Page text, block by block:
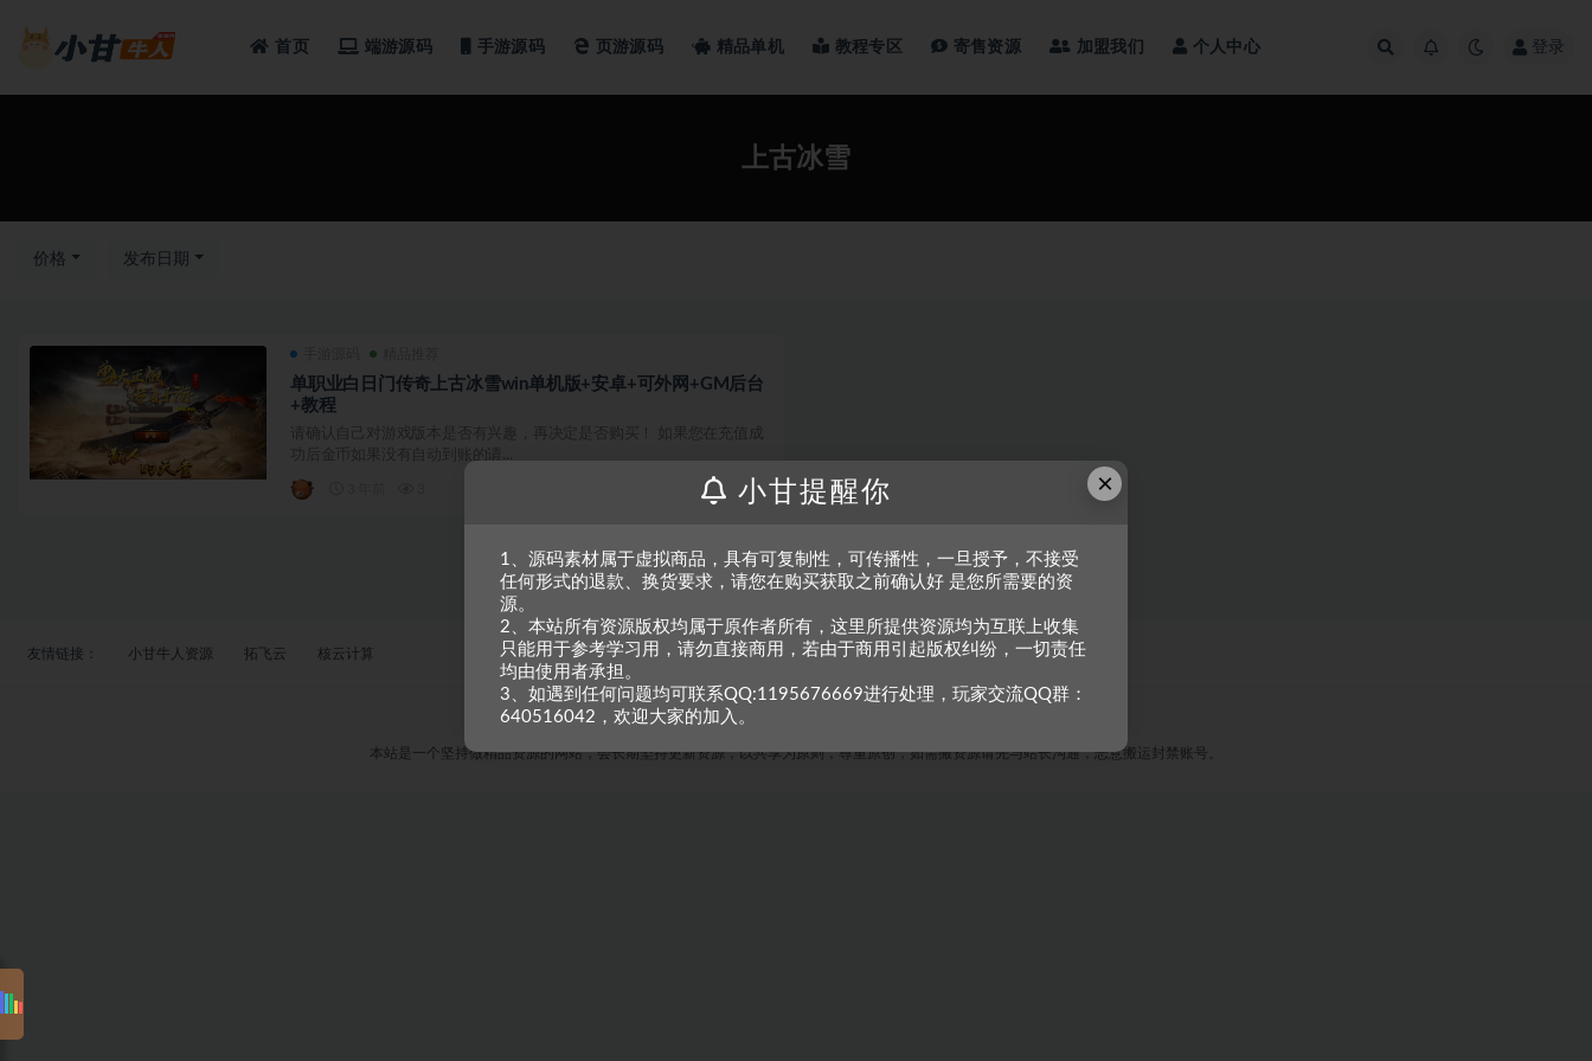
首页 端游源码 手游源码 页游源码 精品单机 教程专区 寄售资源 加盟我们 个人中心 登录
上古冰雪
价格 发布日期
单职业白日门传奇上古冰雪win单机版+安卓+可外网+GM后台
+教程
请确认自己对游戏版本是否有兴趣，再决定是否购买！ 如果您在充值成
功后金币如果没有自动到账的请...
200
友情链接： 小甘牛人资源 拓飞云 核云计算
Copyright © 2023 小甘牛人资源网
本站是一个坚持做精品资源的网站，会长期坚持更新资源，以共享为原则，尊重原创，如需搬资源请先与站长沟通，恶意搬运封禁账号。
×
小甘提醒你
1、源码素材属于虚拟商品，具有可复制性，可传播性，一旦授予，不接受
任何形式的退款、换货要求，请您在购买获取之前确认好 是您所需要的资
源。
2、本站所有资源版权均属于原作者所有，这里所提供资源均为互联上收集
只能用于参考学习用，请勿直接商用，若由于商用引起版权纠纷，一切责任
均由使用者承担。
3、如遇到任何问题均可联系QQ:1195676669进行处理，玩家交流QQ群：
640516042，欢迎大家的加入。